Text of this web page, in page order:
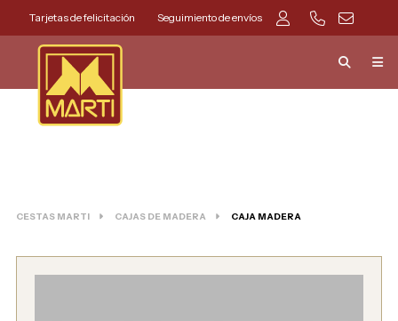
Tarjetas de felicitación Seguimiento de envíos
CESTAS MARTI CAJAS DE MADERA CAJA MADERA